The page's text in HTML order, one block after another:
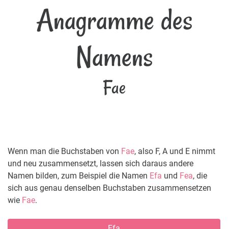
Anagramme des
Namens
Fae
Wenn man die Buchstaben von Fae, also F, A und E nimmt
und neu zusammensetzt, lassen sich daraus andere
Namen bilden, zum Beispiel die Namen Efa und Fea, die
sich aus genau denselben Buchstaben zusammensetzen
wie Fae.